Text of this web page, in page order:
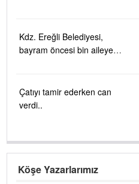
Kdz. Ereğli Belediyesi,
bayram öncesi bin aileye
Çatıyı tamir ederken can
verdi..
Köşe Yazarlarımız